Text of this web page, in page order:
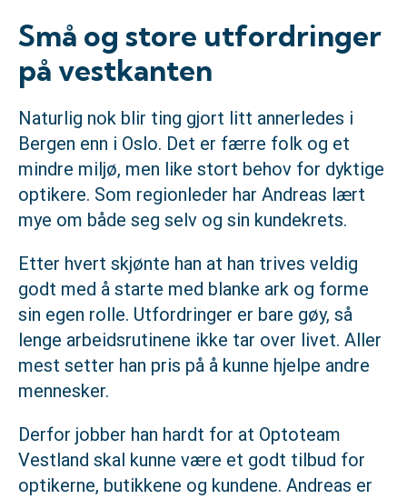
Små og store utfordringer
på vestkanten
Naturlig nok blir ting gjort litt annerledes i
Bergen enn i Oslo. Det er færre folk og et
mindre miljø, men like stort behov for dyktige
optikere. Som regionleder har Andreas lært
mye om både seg selv og sin kundekrets.
Etter hvert skjønte han at han trives veldig
godt med å starte med blanke ark og forme
sin egen rolle. Utfordringer er bare gøy, så
lenge arbeidsrutinene ikke tar over livet. Aller
mest setter han pris på å kunne hjelpe andre
mennesker.
Derfor jobber han hardt for at Optoteam
Vestland skal kunne være et godt tilbud for
optikerne, butikkene og kundene. Andreas er